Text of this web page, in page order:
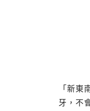
「新
牙，不